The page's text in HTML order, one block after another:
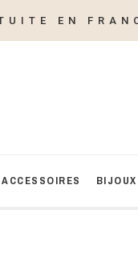
EN
ACCESSOIRES BIJOUX